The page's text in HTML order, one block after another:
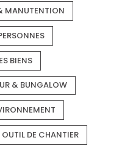
MANUTENTION
BIENS
& BUNGALOW
OUTIL DE CHANTIER